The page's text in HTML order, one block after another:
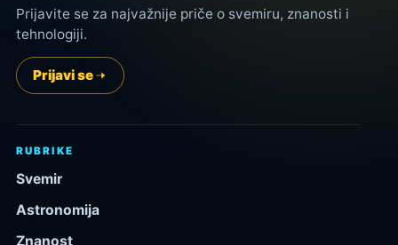
Prijavite se za najvažnije priče o svemiru, znanosti i
tehnologiji.
Prijavi se
RUBRIKE
Svemir
Astronomija
Znanost